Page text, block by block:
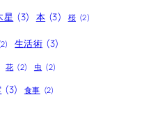
星 (3) 本 (3) 桜 (2)
生活術 (3)
花 (2) 虫 (2)
(3) 食事 (2)